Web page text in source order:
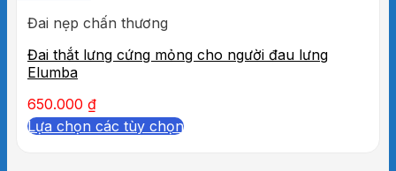
Đai nẹp chấn thương
Đai thắt lưng cứng mỏng cho người đau lưng
Elumba
650.000 ₫
Lựa chọn các tùy chọn